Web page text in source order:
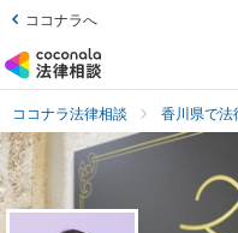
ココナラへ
ココナラ法律相談 香川県で法